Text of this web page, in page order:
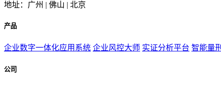
地址：广州 | 佛山 | 北京
产品
企业数字一体化应用系统 企业风控大师 实证分析平台 智能量
公司